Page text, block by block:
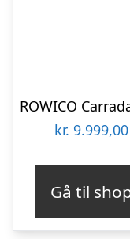
kr. 9.999,00
Gå til